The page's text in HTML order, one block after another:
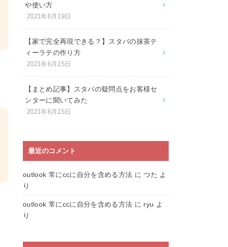
や使い方
2021年6月19日
【家で完全再現できる？】スタバの抹茶テ
ィーラテの作り方
2021年6月15日
【まとめ記事】スタバの疑問点をお客様セ
ンターに聞いてみた
2021年6月15日
最近のコメント
outlook 常にccに自分を含める方法 につた よ
り
outlook 常にccに自分を含める方法 に ryu よ
り